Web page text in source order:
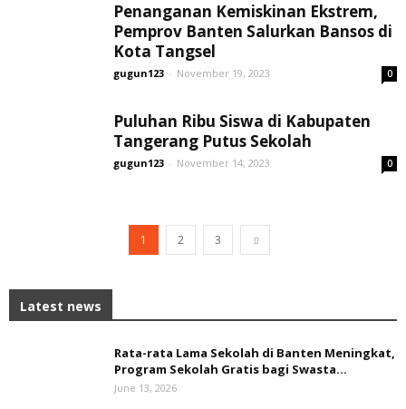
Penanganan Kemiskinan Ekstrem,
Pemprov Banten Salurkan Bansos di
Kota Tangsel
gugun123 - November 19, 2023 0
Puluhan Ribu Siswa di Kabupaten
Tangerang Putus Sekolah
gugun123 - November 14, 2023 0
1 2 3
Latest news
Rata-rata Lama Sekolah di Banten Meningkat,
‎Program Sekolah Gratis bagi Swasta...
June 13, 2026